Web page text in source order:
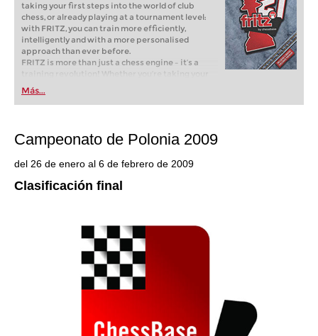
taking your first steps into the world of club
chess, or already playing at a tournament level:
with FRITZ, you can train more efficiently,
intelligently and with a more personalised
approach than ever before.
FRITZ is more than just a chess engine – it’s a
training revolution! Whether you’re taking your
first steps into the world of club chess, or already
playing at a tournament level: with FRITZ, you can
train more efficiently, intelligently and with a
Más...
Campeonato de Polonia 2009
del 26 de enero al 6 de febrero de 2009
Clasificación final